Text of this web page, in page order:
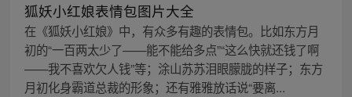
狐妖小红娘表情包图片大全
在《狐妖小红娘》中，有众多有趣的表情包。比如东方月
初的“一百两太少了——能不能给多点”“这么快就还钱了啊
——我不喜欢欠人钱”等；涂山苏苏泪眼朦胧的样子；东方
月初化身霸道总裁的形象；还有雅雅放话说“要离...